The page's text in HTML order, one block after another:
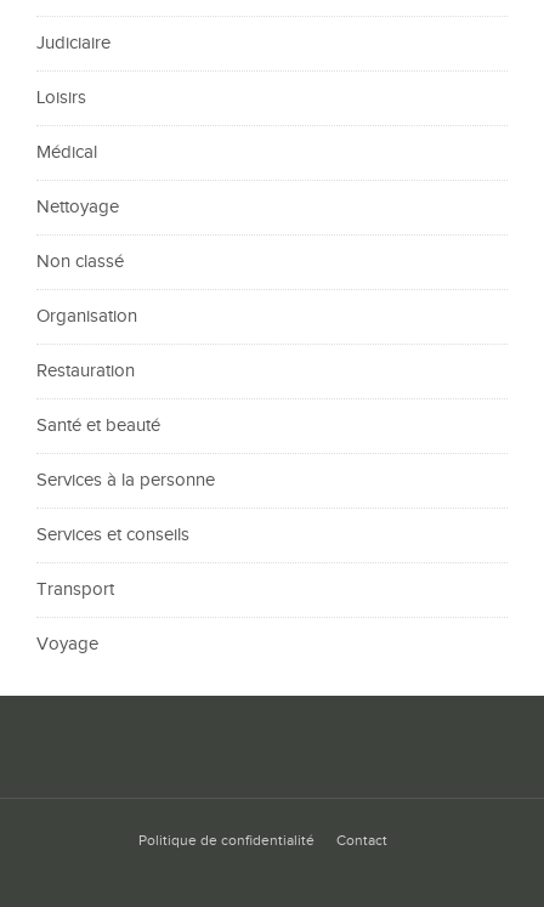
Judiciaire
Loisirs
Médical
Nettoyage
Non classé
Organisation
Restauration
Santé et beauté
Services à la personne
Services et conseils
Transport
Voyage
Politique de confidentialité Contact